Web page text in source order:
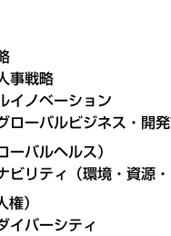
事戦略
イノベーション
ローバルビジネス・開
ーバルヘルス）
ビリティ（環境・資源・
権）
イバーシティ